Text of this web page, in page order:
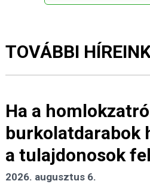
TOVÁBBI
Ha a
burkolatdarabok
a tulajdonosok
2026. augusztus 6.